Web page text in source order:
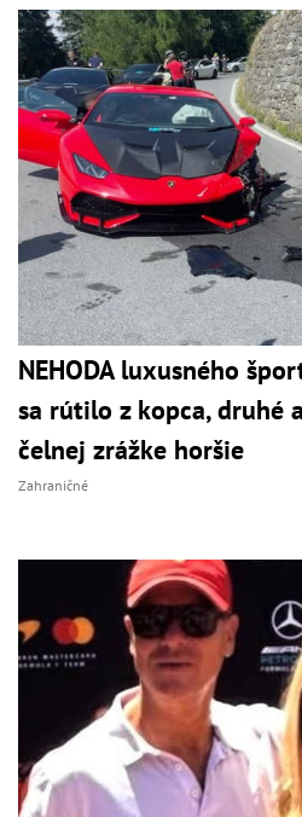
NEHODA luxusného
sa rútilo z kopca, druhé
čelnej zrážke horšie
Zahraničné